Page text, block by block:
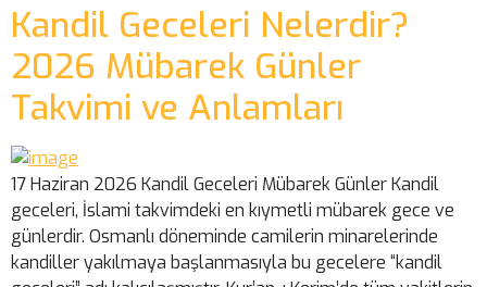
Kandil Geceleri Nelerdir?
2026 Mübarek Günler
Takvimi ve Anlamları
17 Haziran 2026 Kandil Geceleri Mübarek Günler Kandil
geceleri, İslami takvimdeki en kıymetli mübarek gece ve
günlerdir. Osmanlı döneminde camilerin minarelerinde
kandiller yakılmaya başlanmasıyla bu gecelere “kandil